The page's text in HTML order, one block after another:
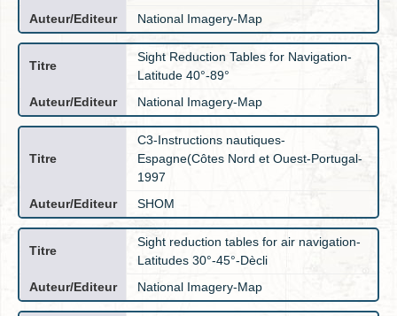
National Imagery-Map
Sight Reduction Tables for Navigation-
Latitude 40°-89°
National Imagery-Map
C3-Instructions nautiques-
Espagne(Côtes Nord et Ouest-Portugal-
1997
SHOM
Sight reduction tables for air navigation-
Latitudes 30°-45°-Dècli
National Imagery-Map